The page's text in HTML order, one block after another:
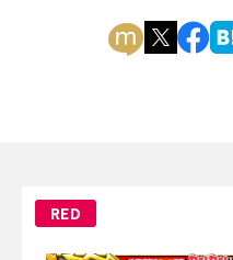
RED